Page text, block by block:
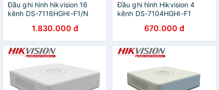
Đầu ghi hình hikvision 16
kênh DS-7116HGHI-F1/N
1.830.000 đ
Đầu ghi hình Hikvision 4
kênh DS-7104HGHI-F1
670.000 đ